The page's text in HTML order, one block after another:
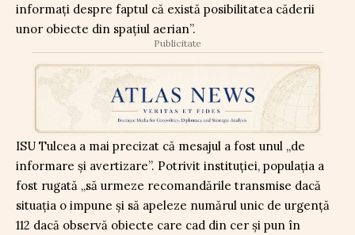
informați despre faptul că există posibilitatea căderii
unor obiecte din spațiul aerian”.
Publicitate
ISU Tulcea a mai precizat că mesajul a fost unul „de
informare și avertizare”. Potrivit instituției, populația a
fost rugată „să urmeze recomandările transmise dacă
situația o impune și să apeleze numărul unic de urgență
112 dacă observă obiecte care cad din cer și pun în